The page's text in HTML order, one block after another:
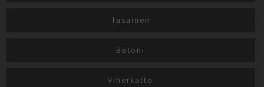
Tasainen
Betoni
Viherkatto